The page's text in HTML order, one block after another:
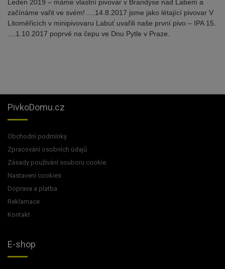
Leden 2019 – máme vlastní pivovar v Brandýse nad Labem a
začínáme vařit ve svém! ....14.8.2017 jsme jako létající pivovar V
Litoměřicích v minipivovaru Labuť uvařili naše první pivo – IPA 15.
....1.10.2017 poprvé na čepu ve Dnu Pytle v Praze.
PivkoDomu.cz
Obchodní podmínky
Zpracování osobních údajů
Zásady používání souboru cookie
Nastavení cookies
Doprava a platba
Reklamace
Kontakt
E-shop